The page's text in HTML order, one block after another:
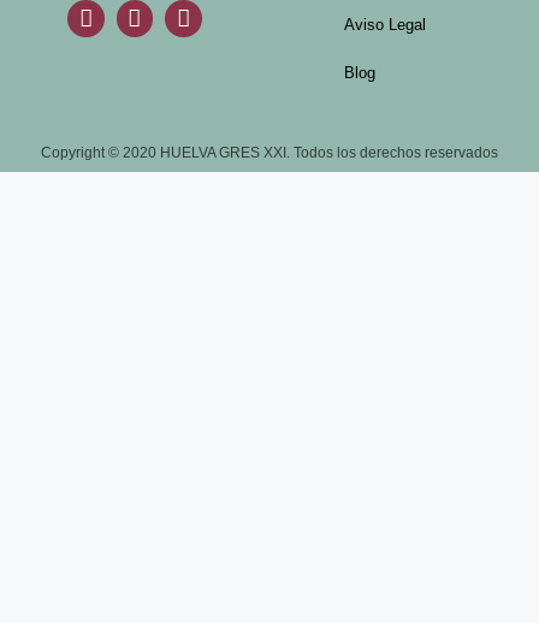
Aviso Legal
Blog
Copyright © 2020 HUELVA GRES XXI. Todos los derechos reservados